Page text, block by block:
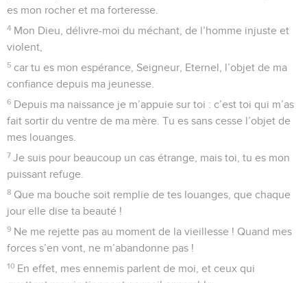
es mon rocher et ma forteresse.
4 Mon Dieu, délivre-moi du méchant, de l’homme injuste et
violent,
5 car tu es mon espérance, Seigneur, Eternel, l’objet de ma
confiance depuis ma jeunesse.
6 Depuis ma naissance je m’appuie sur toi : c’est toi qui m’as
fait sortir du ventre de ma mère. Tu es sans cesse l’objet de
mes louanges.
7 Je suis pour beaucoup un cas étrange, mais toi, tu es mon
puissant refuge.
8 Que ma bouche soit remplie de tes louanges, que chaque
jour elle dise ta beauté !
9 Ne me rejette pas au moment de la vieillesse ! Quand mes
forces s’en vont, ne m’abandonne pas !
10 En effet, mes ennemis parlent de moi, et ceux qui